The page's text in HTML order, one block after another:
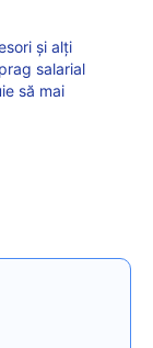
și alți
salarial
să mai